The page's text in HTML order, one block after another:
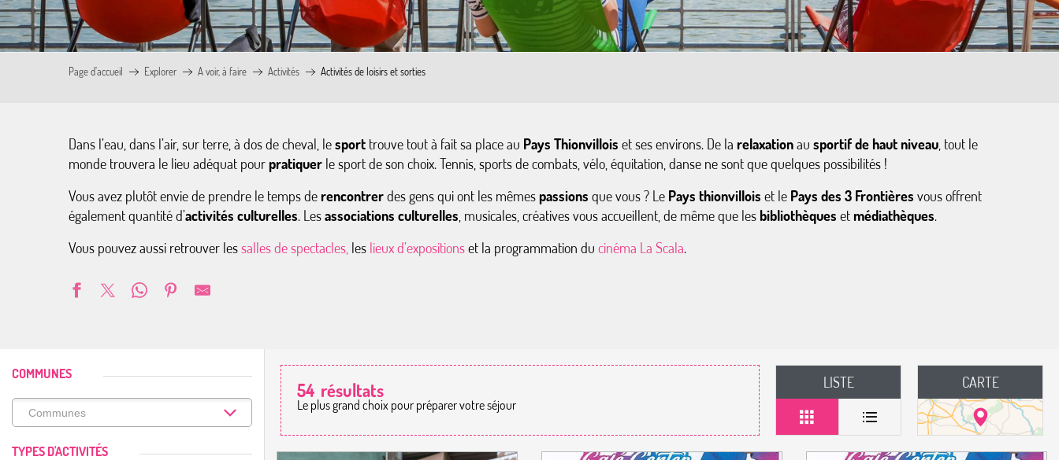
Page d’accueil Explorer A voir, à faire Activités Activités de loisirs et sorties
Dans l’eau, dans l’air, sur terre, à dos de cheval, lesport trouve tout à fait sa place au Pays Thionvillois et ses environs. De la relaxationau sportif de haut niveau , tout le
monde trouvera le lieu adéquat pour pratiquer le sport de son choix. Tennis, sports de combats, vélo, équitation, danse ne sont que quelques possibilités !
Vous avez plutôt envie de prendre le temps de rencontrerdes gens qui ont les mêmes passions que vous ? Le Pays thionvillois et le Pays des 3 Frontières vous offrent
également quantité d’activités culturelles. Lesassociations culturelles , musicales, créatives vous accueillent, de même que les bibliothèques et médiathèques.
Vous pouvez aussi retrouver lessalles de spectacles, les lieux d’expositionset la programmation du cinéma La Scala.
COMMUNES
TYPES D'ACTIVITÉS
54 résultats
Le plus grand choix pour préparer votre séjour
LISTE CARTE